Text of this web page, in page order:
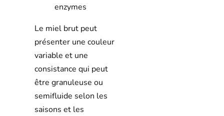
enzymes
Le miel brut peut
présenter une couleur
variable et une
consistance qui peut
être granuleuse ou
semifluide selon les
saisons et les